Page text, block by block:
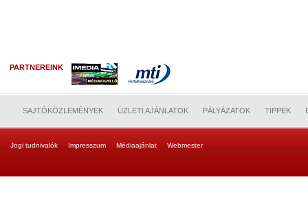
PARTNEREINK
SAJTÓKÖZLEMÉNYEK ÜZLETI AJÁNLATOK PÁLYÁZATOK TIPPEK
Jogi tudnivalók Impresszum Médiaajánlat Webmester